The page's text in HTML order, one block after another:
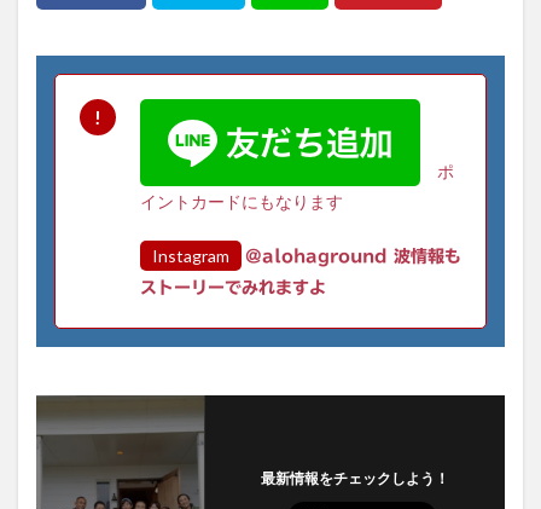
ポ
イントカードにもなります
Instagram
@alohaground 波情報も
ストーリーでみれますよ
最新情報をチェックしよう！